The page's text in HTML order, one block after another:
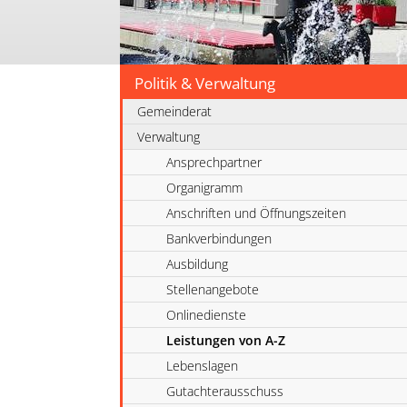
Politik & Verwaltung
Gemeinderat
Verwaltung
Ansprechpartner
Organigramm
Anschriften und Öffnungszeiten
Bankverbindungen
Ausbildung
Stellenangebote
Onlinedienste
Leistungen von A-Z
Lebenslagen
Gutachterausschuss